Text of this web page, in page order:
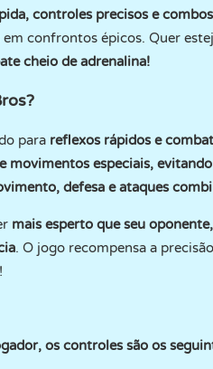
controles precisos e
em confrontos épicos. Quer
cheio de adrenalina!
para reflexos rápidos e
movimentos especiais,
defesa e ataques
mais esperto que seu
. O jogo recompensa a
os controles são os